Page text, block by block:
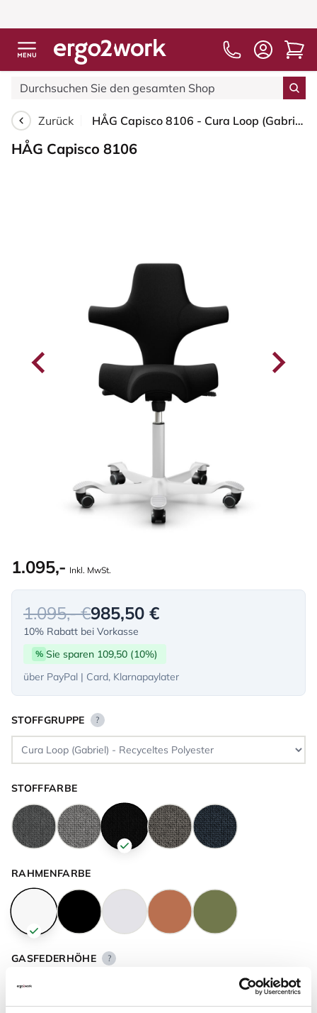
Zurück HÅG Capisco 8106 - Cura Loop (Gabriel) - Recyceltes Polyester - CLP60999 Black - Weiß - 200 mm (Sitzhöhe 46-64cm) - Harte Rollen für weiche Böden
HÅG Capisco 8106
1.095,- Inkl. MwSt.
1.095,- €985,50 €
10% Rabatt bei Vorkasse
% Sie sparen 109,50 (10%)
über PayPal | Card, Klarnapaylater
STOFFGRUPPE ?
STOFFFARBE
RAHMENFARBE
GASFEDERHÖHE ?